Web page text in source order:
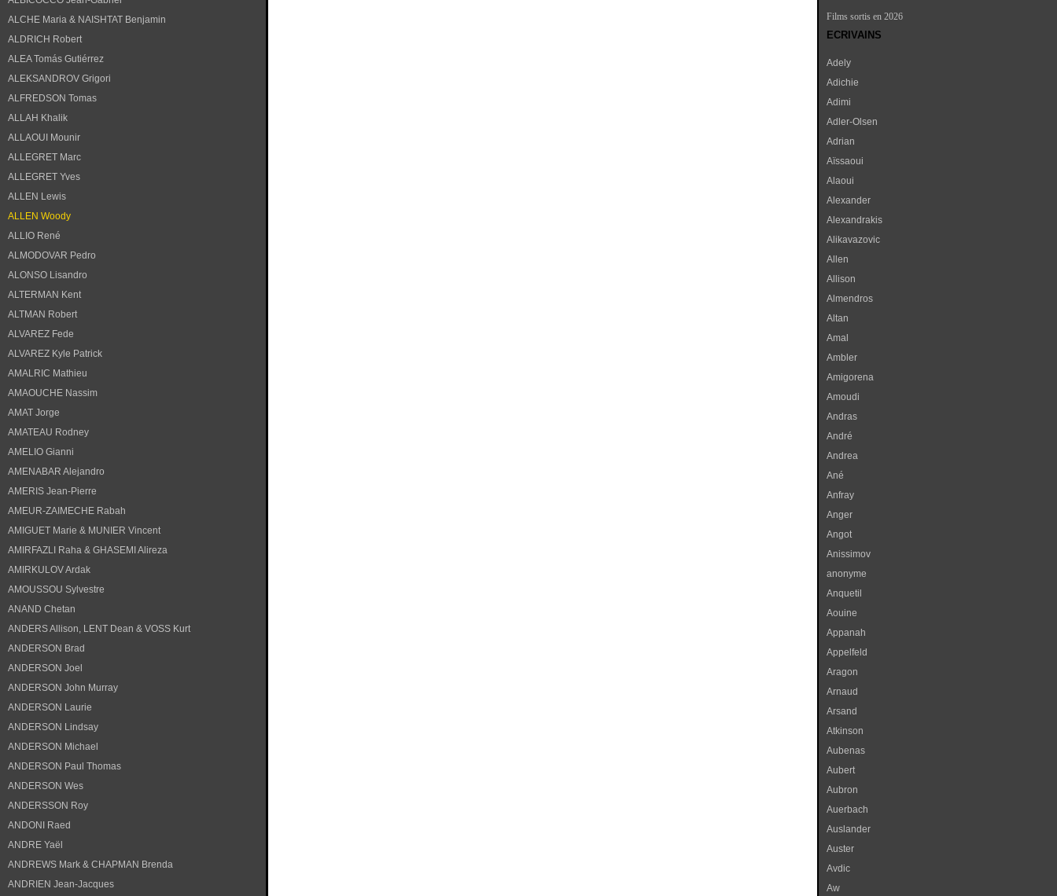
ALCHE Maria & NAISHTAT Benjamin
ALDRICH Robert
ALEA Tomás Gutiérrez
ALEKSANDROV Grigori
ALFREDSON Tomas
ALLAH Khalik
ALLAOUI Mounir
ALLEGRET Marc
ALLEGRET Yves
ALLEN Lewis
ALLEN Woody
ALLIO René
ALMODOVAR Pedro
ALONSO Lisandro
ALTERMAN Kent
ALTMAN Robert
ALVAREZ Fede
ALVAREZ Kyle Patrick
AMALRIC Mathieu
AMAOUCHE Nassim
AMAT Jorge
AMATEAU Rodney
AMELIO Gianni
AMENABAR Alejandro
AMERIS Jean-Pierre
AMEUR-ZAIMECHE Rabah
AMIGUET Marie & MUNIER Vincent
AMIRFAZLI Raha & GHASEMI Alireza
AMIRKULOV Ardak
AMOUSSOU Sylvestre
ANAND Chetan
ANDERS Allison, LENT Dean & VOSS Kurt
ANDERSON Brad
ANDERSON Joel
ANDERSON John Murray
ANDERSON Laurie
ANDERSON Lindsay
ANDERSON Michael
ANDERSON Paul Thomas
ANDERSON Wes
ANDERSSON Roy
ANDONI Raed
ANDRE Yaël
ANDREWS Mark & CHAPMAN Brenda
ANDRIEN Jean-Jacques
Films sortis en 2026
ECRIVAINS
Adely
Adichie
Adimi
Adler-Olsen
Adrian
Aïssaoui
Alaoui
Alexander
Alexandrakis
Alikavazovic
Allen
Allison
Almendros
Altan
Amal
Ambler
Amigorena
Amoudi
Andras
André
Andrea
Ané
Anfray
Anger
Angot
Anissimov
anonyme
Anquetil
Aouine
Appanah
Appelfeld
Aragon
Arnaud
Arsand
Atkinson
Aubenas
Aubert
Aubron
Auerbach
Auslander
Auster
Avdic
Aw